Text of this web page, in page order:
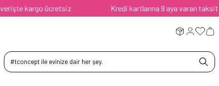
kargo ücretsiz Kredi kartlarına 9 aya varan taksit